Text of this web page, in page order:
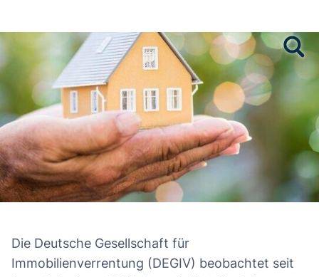
Die Deutsche Gesellschaft für
Immobilienverrentung (DEGIV) beobachtet seit